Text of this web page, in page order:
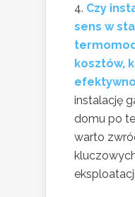
Czy
sens w
kosztów,
instalację
domu po
warto